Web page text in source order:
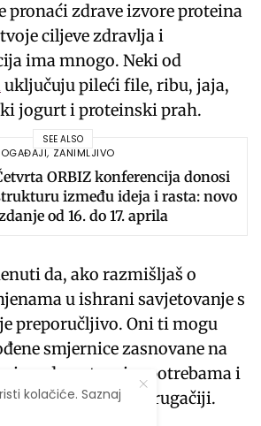
pronaći zdrave izvore proteina
ciljeve zdravlja i
ima mnogo. Neki od
uključuju pileći file, ribu, jaja,
jogurt i proteinski prah.
SEE ALSO
, ZANIMLJIVO
ORBIZ konferencija donosi
između ideja i rasta: novo
od 16. do 17. aprila
da, ako razmišljaš o
u ishrani savjetovanje s
preporučljivo. Oni ti mogu
smjernice zasnovane na
zdravstvenim potrebama i
da je svaki slučaj drugačiji.
kolačiće. Saznaj